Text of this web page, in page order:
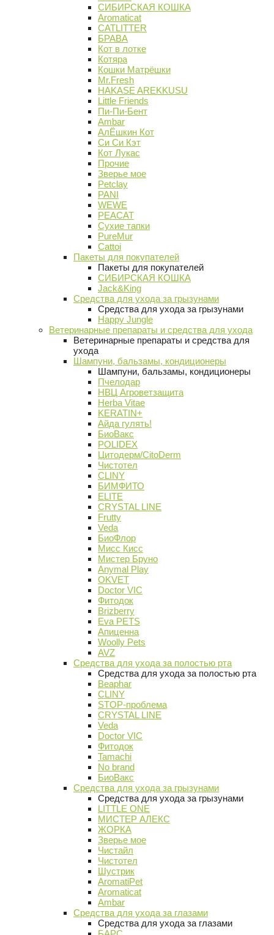
СИБИРСКАЯ КОШКА
Aromaticat
CATLITTER
БРАВА
Кот в лотке
Котяра
Кошки Матрёшки
Mr.Fresh
HAKASE AREKKUSU
Little Friends
Пи-Пи-Бент
Ambar
АлЁшкин Кот
Си Си Кэт
Кот Лукас
Прочие
Зверье мое
Petclay
PANI
WEWE
PEACAT
Сухие тапки
PureMur
Cattoi
Пакеты для покупателей
Пакеты для покупателей
СИБИРСКАЯ КОШКА
Jack&King
Средства для ухода за грызунами
Средства для ухода за грызунами
Happy Jungle
Ветеринарные препараты и средства для ухода
Ветеринарные препараты и средства для
ухода
Шампуни, бальзамы, кондиционеры
Шампуни, бальзамы, кондиционеры
Пчелодар
НВЦ Агроветзащита
Herba Vitae
KERATIN+
Айда гулять!
БиоВакс
POLIDEX
Цитодерм/CitoDerm
Чистотел
CLINY
БИМФИТО
ELITE
CRYSTAL LINE
Frutty
Veda
БиоФлор
Мисс Кисс
Мистер Бруно
Anymal Play
OKVET
Doctor VIC
Фитодок
Brizberry
Eva PETS
Апиценна
Woolly Pets
AVZ
Средства для ухода за полостью рта
Средства для ухода за полостью рта
Beaphar
CLINY
STOP-проблема
CRYSTAL LINE
Veda
Doctor VIC
Фитодок
Tamachi
No brand
БиоВакс
Средства для ухода за грызунами
Средства для ухода за грызунами
LITTLE ONE
МИСТЕР АЛЕКС
ЖОРКА
Зверье мое
Чистайл
Чистотел
Шустрик
AromatiPet
Aromaticat
Ambar
Средства для ухода за глазами
Средства для ухода за глазами